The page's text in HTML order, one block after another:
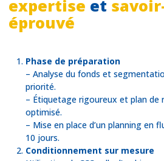
expertise et
éprouvé
Phase de préparation
– Analyse du fonds et
priorité.
– Étiquetage rigoureux et plan de
optimisé.
– Mise en place d’un planning en
10 jours.
Conditionnement sur mesure